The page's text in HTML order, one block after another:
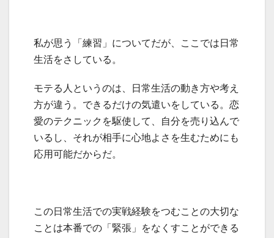
私が思う「練習」についてだが、ここでは日常
生活をさしている。
モテる人というのは、日常生活の動き方や考え
方が違う。できるだけの気遣いをしている。恋
愛のテクニックを駆使して、自分を売り込んで
いるし、それが相手に心地よさを生むためにも
応用可能だからだ。
この日常生活での実戦経験をつむことの大切な
ことは本番での「緊張」をなくすことができる